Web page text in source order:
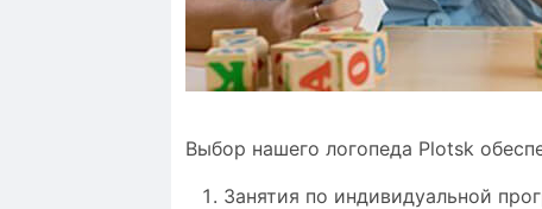
Выбор нашего логопеда Plotsk
Занятия по индивидуальной